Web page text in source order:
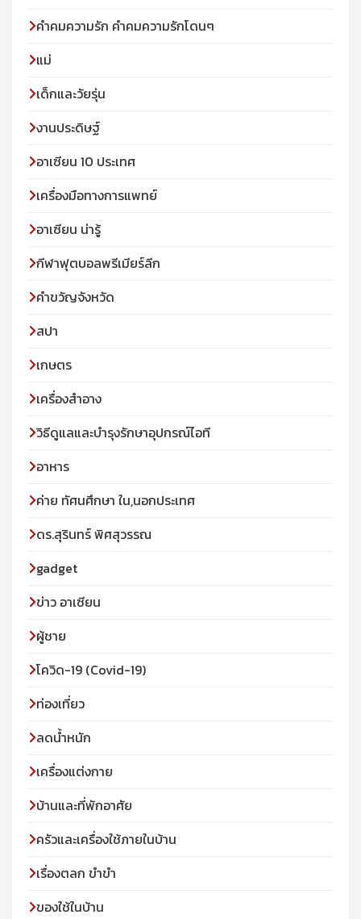
คำคมความรัก คำคมความรักโดนๆ
แม่
เด็กและวัยรุ่น
งานประดิษฐ์
อาเซียน 10 ประเทศ
เครื่องมือทางการแพทย์
อาเซียน น่ารู้
กีฬาฟุตบอลพรีเมียร์ลีก
คำขวัญจังหวัด
สปา
เกษตร
เครื่องสำอาง
วิธีดูแลและบำรุงรักษาอุปกรณ์ไอที
อาหาร
ค่าย ทัศนศึกษา ใน,นอกประเทศ
ดร.สุรินทร์ พิศสุวรรณ
gadget
ข่าว อาเซียน
ผู้ชาย
โควิด-19 (Covid-19)
ท่องเที่ยว
ลดน้ำหนัก
เครื่องแต่งกาย
บ้านและที่พักอาศัย
ครัวและเครื่องใช้ภายในบ้าน
เรื่องตลก ขำขำ
ของใช้ในบ้าน